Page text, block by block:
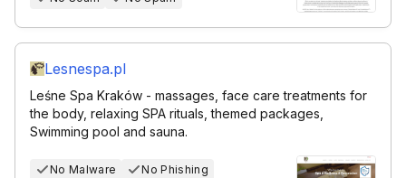
Lesnespa.pl
Leśne Spa Kraków - massages, face care treatments for
the body, relaxing SPA rituals, themed packages,
Swimming pool and sauna.
No Malware No Phishing